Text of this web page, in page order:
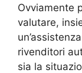
Ovviamente
valutare,
rivenditori
sia la